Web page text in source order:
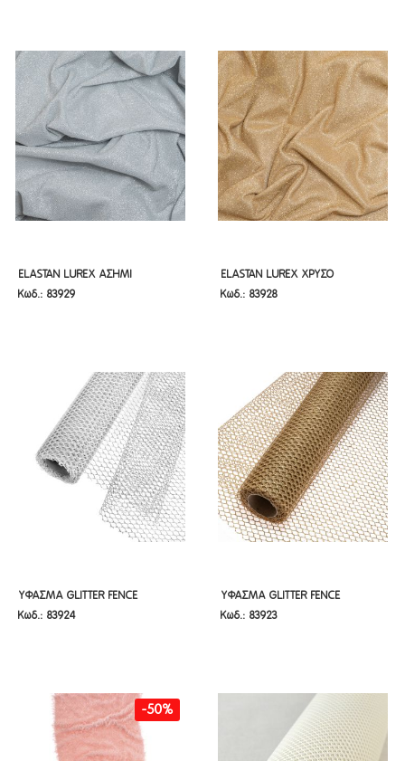
ELASTAN LUREX ΑΣΗΜΙ
150CMX3M
ELASTAN LUREX ΑΣΗΜΙ
150cmX3m
Κωδ.: 83929
ELASTAN LUREX ΧΡΥΣΟ
150CMX3M
ELASTAN LUREX ΧΡΥΣΟ
150cmX3m
Κωδ.: 83928
ΥΦΑΣΜΑ GLITTER FENCE
50CMX5M ΑΣΗΜΙ
ΥΦΑΣΜΑ GLITTER FENCE
50cmX5m ΑΣΗΜΙ
Κωδ.: 83924
ΥΦΑΣΜΑ GLITTER FENCE
50CMX5M ΧΡΥΣΟ
ΥΦΑΣΜΑ GLITTER FENCE
50cmX5m ΧΡΥΣΟ
Κωδ.: 83923
-50%